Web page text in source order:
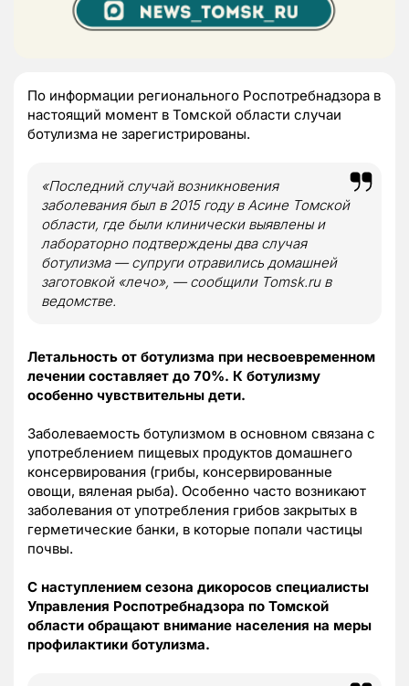
По информации регионального Роспотребнадзора в
настоящий момент в Томской области случаи
ботулизма не зарегистрированы.
«Последний случай возникновения
заболевания был в 2015 году в Асине Томской
области, где были клинически выявлены и
лабораторно подтверждены два случая
ботулизма — супруги отравились домашней
заготовкой «лечо», — сообщили Tomsk.ru в
ведомстве.
Летальность от ботулизма при несвоевременном
лечении составляет до 70%. К ботулизму
особенно чувствительны дети.
Заболеваемость ботулизмом в основном связана с
употреблением пищевых продуктов домашнего
консервирования (грибы, консервированные
овощи, вяленая рыба). Особенно часто возникают
заболевания от употребления грибов закрытых в
герметические банки, в которые попали частицы
почвы.
С наступлением сезона дикоросов специалисты
Управления Роспотребнадзора по Томской
области обращают внимание населения на меры
профилактики ботулизма.